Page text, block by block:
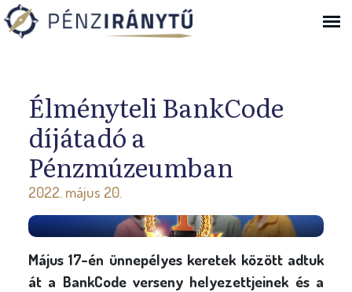
Ugrás a navigációhoz
Élményteli BankCode
díjátadó a
Pénzmúzeumban
2022. május 20.
Május 17-én ünnepélyes keretek között adtuk
át a BankCode verseny helyezettjeinek és a